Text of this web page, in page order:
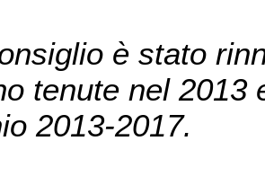
è stato
tenute nel 2013
2013-2017.